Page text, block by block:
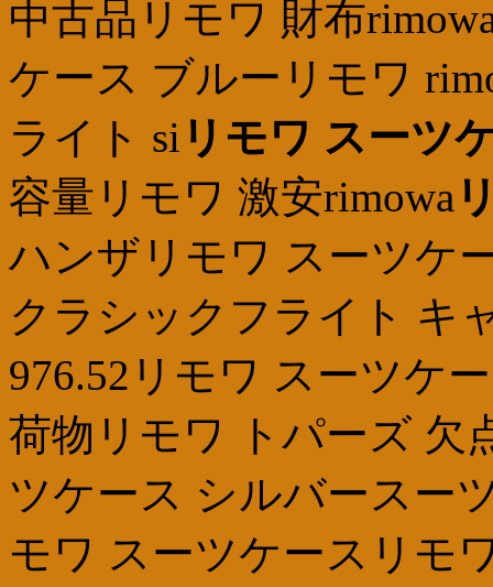
中古品リモワ 財布
ケース ブルーリモワ
ライト si リモワ スーツ
容量リモワ 激安rimowa
ハンザリモワ スーツケ
クラシックフライト キ
976.52リモワ スーツケ
荷物リモワ トパーズ 欠
ツケース シルバースー
モワ スーツケースリモ